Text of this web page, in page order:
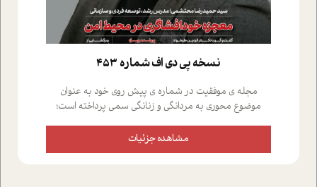
نسخه پي دي اف شماره 453
مجله ی موفقیت در شماره ی پیش روی خود به عنوان
موضوع محوری به مردانگی و زنانگی سمی پرداخته است؛
علیخواه، جامعه شناس در بخش های مختلف تلاش کرده ایم
از دریچه های گوناگون به این موضوع مهم بپردازیم.فصل
مشاهده جزئیات